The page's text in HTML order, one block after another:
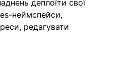
деплоїти свої
неймспейси,
редагувати